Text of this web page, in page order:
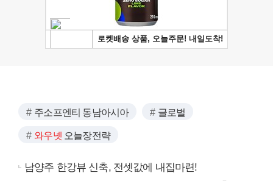
주소프엔티 동남아시아 글로벌
와우넷 오늘장전략
남양주 한강뷰 신축, 전셋값에 내집마련!